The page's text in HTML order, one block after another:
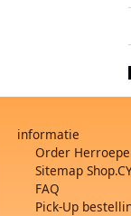
informatie
Order
Sitemap
FAQ
Pick-Up